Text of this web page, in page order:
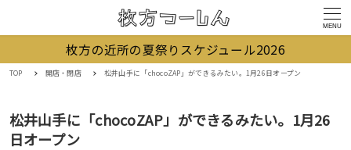
MENU
枚方の近所の夏祭りスケジュール2026
TOP 開店・閉店 松井山手に「chocoZAP」ができるみたい。1月26日オープン
松井山手に「chocoZAP」ができるみたい。1月26
日オープン